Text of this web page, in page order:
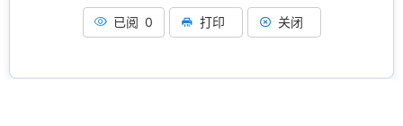
已阅 0 打印 关闭